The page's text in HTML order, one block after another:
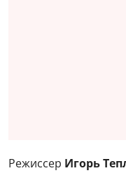
Режиссер Игорь